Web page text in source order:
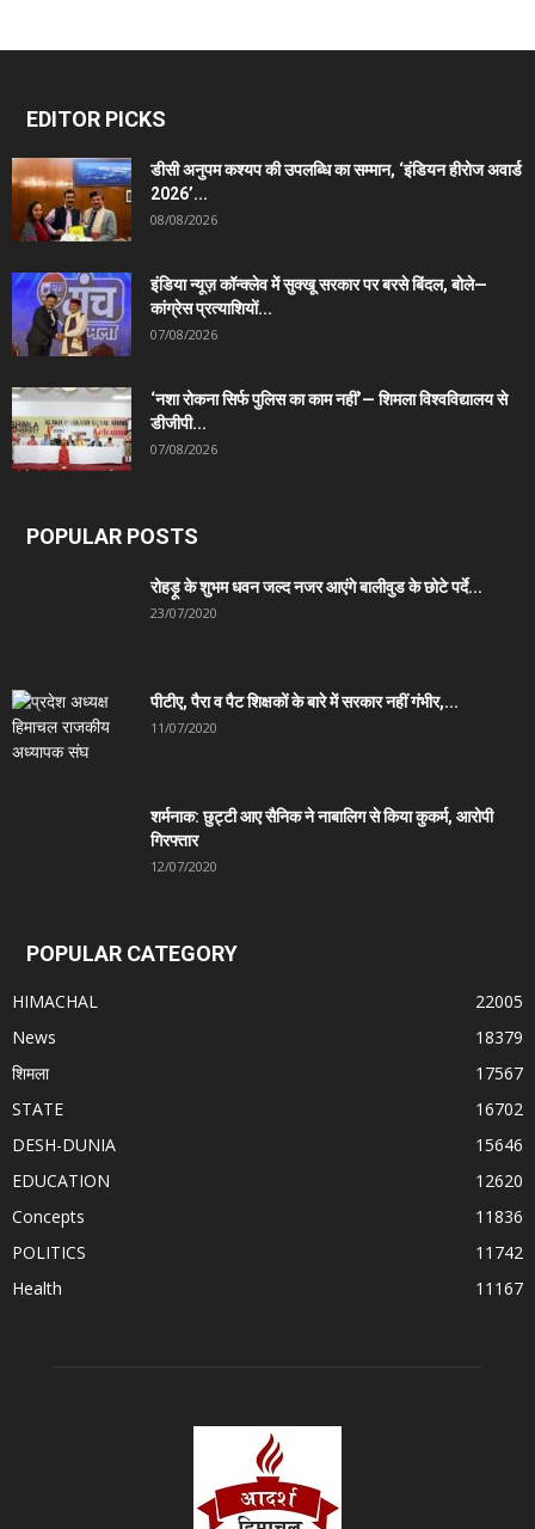
EDITOR PICKS
डीसी अनुपम कश्यप की उपलब्धि का सम्मान, ‘इंडियन हीरोज अवार्ड
2026’...
08/08/2026
इंडिया न्यूज़ कॉन्क्लेव में सुक्खू सरकार पर बरसे बिंदल, बोले—
कांग्रेस प्रत्याशियों...
07/08/2026
‘नशा रोकना सिर्फ पुलिस का काम नहीं’— शिमला विश्वविद्यालय से
डीजीपी...
07/08/2026
POPULAR POSTS
रोहड़ू के शुभम धवन जल्द नजर आएंगे बालीवुड के छोटे पर्दे...
23/07/2020
पीटीए, पैरा व पैट शिक्षकों के बारे में सरकार नहीं गंभीर,...
11/07/2020
शर्मनाक: छुट्टी आए सैनिक ने नाबालिग से किया कुकर्म, आरोपी
गिरफ्तार
12/07/2020
POPULAR CATEGORY
HIMACHAL
22005
News
18379
शिमला
17567
STATE
16702
DESH-DUNIA
15646
EDUCATION
12620
Concepts
11836
POLITICS
11742
Health
11167